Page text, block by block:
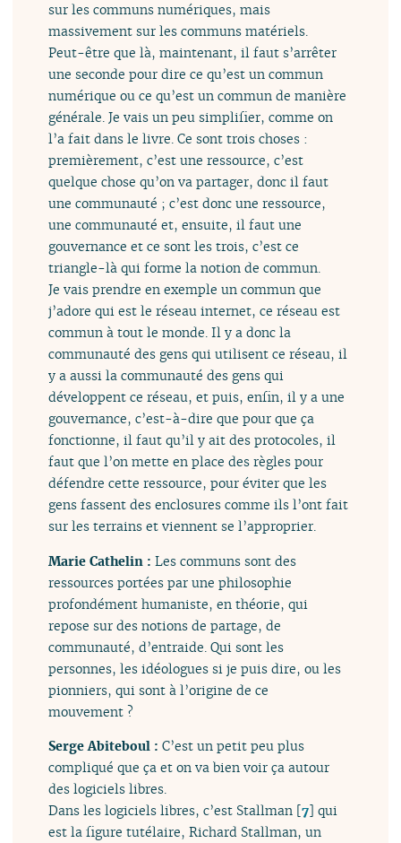
sur les communs numériques, mais
massivement sur les communs matériels.
Peut-être que là, maintenant, il faut s’arrêter
une seconde pour dire ce qu’est un commun
numérique ou ce qu’est un commun de manière
générale. Je vais un peu simplifier, comme on
l’a fait dans le livre. Ce sont trois choses :
premièrement, c’est une ressource, c’est
quelque chose qu’on va partager, donc il faut
une communauté ; c’est donc une ressource,
une communauté et, ensuite, il faut une
gouvernance et ce sont les trois, c’est ce
triangle-là qui forme la notion de commun.
Je vais prendre en exemple un commun que
j’adore qui est le réseau internet, ce réseau est
commun à tout le monde. Il y a donc la
communauté des gens qui utilisent ce réseau, il
y a aussi la communauté des gens qui
développent ce réseau, et puis, enfin, il y a une
gouvernance, c’est-à-dire que pour que ça
fonctionne, il faut qu’il y ait des protocoles, il
faut que l’on mette en place des règles pour
défendre cette ressource, pour éviter que les
gens fassent des enclosures comme ils l’ont fait
sur les terrains et viennent se l’approprier.
Marie Cathelin :Les communs sont des
ressources portées par une philosophie
profondément humaniste, en théorie, qui
repose sur des notions de partage, de
communauté, d’entraide. Qui sont les
personnes, les idéologues si je puis dire, ou les
pionniers, qui sont à l’origine de ce
mouvement ?
Serge Abiteboul :C’est un petit peu plus
compliqué que ça et on va bien voir ça autour
des logiciels libres.
Dans les logiciels libres, c’est Stallman [7] qui
est la figure tutélaire, Richard Stallman, un